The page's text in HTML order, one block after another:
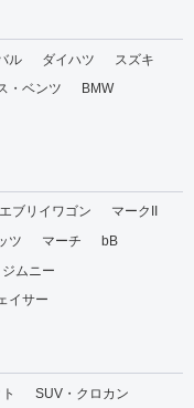
ル ダイハツ
スズキ
・ベンツ
BMW
エブリイワゴン
マークII
ツ マーチ
bB
ジムニー
イサー
SUV・クロカン